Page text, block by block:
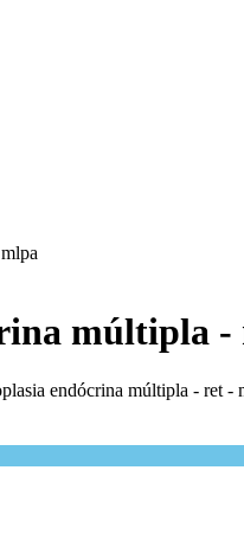
múltipla
endócrina múltipla - ret -